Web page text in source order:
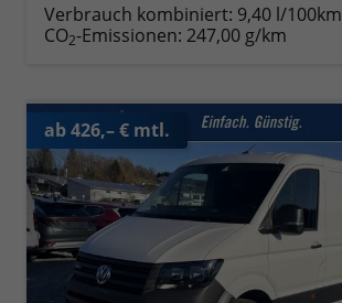
Verbrauch kombiniert: 9,40 l/100km
CO2-Emissionen: 247,00 g/km
ab 426,– € mtl.